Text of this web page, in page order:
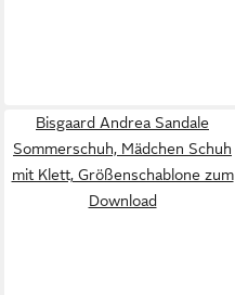
Bisgaard Andrea Sandale
Sommerschuh, Mädchen Schuh
mit Klett, Größenschablone zum
Download